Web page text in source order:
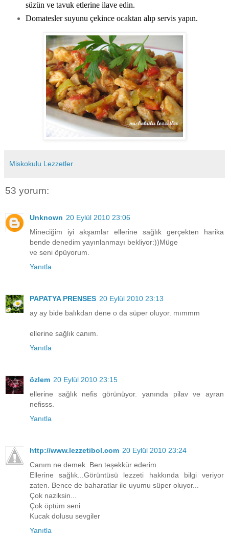
süzün ve tavuk etlerine ilave edin.
Domatesler suyunu çekince ocaktan alıp servis yapın.
Miskokulu Lezzetler
53 yorum:
Unknown 20 Eylül 2010 23:06
Mineciğim iyi akşamlar ellerine sağlık gerçekten harika
bende denedim yayınlanmayı bekliyor:))Müge
ve seni öpüyorum.
Yanıtla
PAPATYA PRENSES 20 Eylül 2010 23:13
ay ay bide balıkdan dene o da süper oluyor. mımmm
ellerine sağlık canım.
Yanıtla
özlem 20 Eylül 2010 23:15
ellerine sağlık nefis görünüyor. yanında pilav ve ayran
nefisss.
Yanıtla
http://www.lezzetibol.com 20 Eylül 2010 23:24
Canım ne demek. Ben teşekkür ederim.
Ellerine sağlık...Görüntüsü lezzeti hakkında bilgi veriyor
zaten. Bence de baharatlar ile uyumu süper oluyor...
Çok naziksin...
Çok öptüm seni
Kucak dolusu sevgiler
Yanıtla